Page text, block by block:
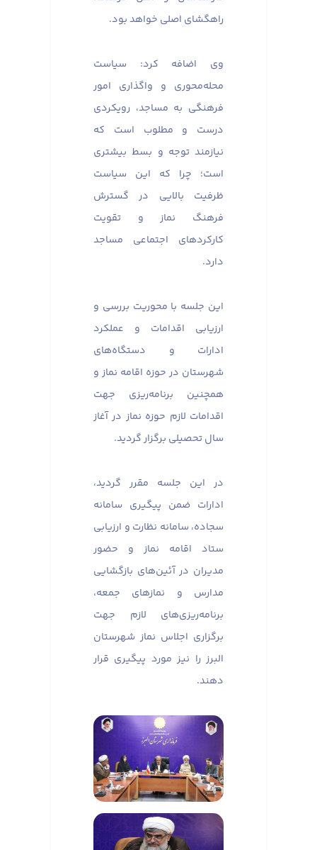
راهگشای اصلی خواهد بود.
وی اضافه کرد: سیاست
محله‌محوری و واگذاری امور
فرهنگی به مساجد، رویکردی
درست و مطلوب است که
نیازمند توجه و بسط بیشتری
است؛ چرا که این سیاست
ظرفیت بالایی در گسترش
فرهنگ نماز و تقویت
کارکردهای اجتماعی مساجد
دارد.
این جلسه با محوریت بررسی و
ارزیابی اقدامات و عملکرد
ادارات و دستگاه‌های
شهرستان در حوزه اقامه نماز و
همچنین برنامه‌ریزی جهت
اقدامات لازم حوزه نماز در آغاز
سال تحصیلی برگزار گردید.
در این جلسه مقرر گردید،
ادارات ضمن پیگیری سامانه
سجاده، سامانه نظارت و ارزیابی
ستاد اقامه نماز و حضور
مدیران در آئین‌های بازگشایی
مدارس و نماز‌های جمعه،
برنامه‌ریزی‌های لازم جهت
برگزاری اجلاس نماز شهرستان
البرز را نیز مورد پیگیری قرار
دهند.